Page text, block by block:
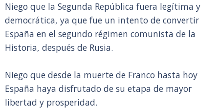
Niego que la Segunda República fuera legítima y
democrática, ya que fue un intento de convertir
España en el segundo régimen comunista de la
Historia, después de Rusia.
Niego que desde la muerte de Franco hasta hoy
España haya disfrutado de su etapa de mayor
libertad y prosperidad.